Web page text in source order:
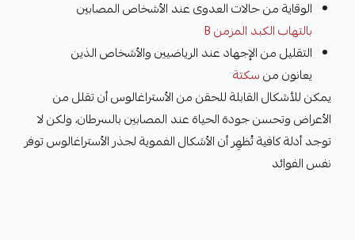
الوقاية من حالات العدوى عند الأشخاص المصابين
بالتهاب الكبد المزمن B
التقليل من الإجهاد عند الرياضيين والأشخاص الذين
يعانون منسكتة
يمكن للأشكال القابلة للحقن من الأستراغالوس أن تقلل من
الأعراض وتحسن جودة الحياة عند المصابين بالسرطان، ولكن لا
توجد أدلة كافية تُظهِر أن الأشكال الفموية لجذر الأستراغالوس توفر
نفس الفوائد